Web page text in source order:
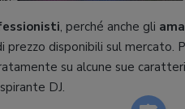
, perché anche gli
prezzo disponibili sul mercato.
su alcune sue
DJ.